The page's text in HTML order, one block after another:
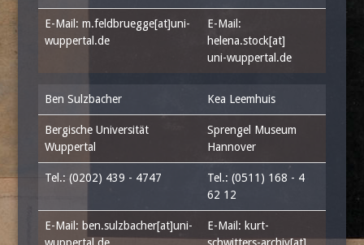
E-Mail: m.feldbruegge[at]uni-
wuppertal.de
E-Mail:
helena.stock[at]
uni-wuppertal.de
Ben Sulzbacher Kea Leemhuis
Bergische Universität
Wuppertal
Sprengel Museum
Hannover
Tel.: (0202) 439 - 4747
Tel.: (0511) 168 - 4
62 12
E-Mail: ben.sulzbacher[at]uni-
E-Mail: kurt-